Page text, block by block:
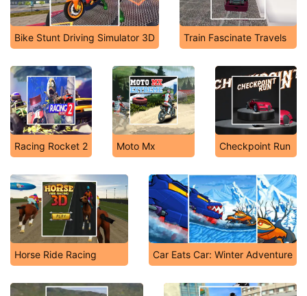
Bike Stunt Driving Simulator 3D Train Fascinate Travels
Racing Rocket 2 Moto Mx Checkpoint Run
Horse Ride Racing Car Eats Car: Winter Adventure